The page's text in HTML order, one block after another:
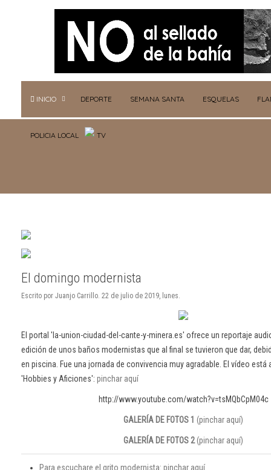
INICIO DEPORTE SEMANA SANTA ESQUELAS
POLICIA LOCAL TV
El domingo modernista
Escrito por Juanjo Carrillo. 22 de julio de 2019, lunes.
El portal 'la-union-ciudad-del-cante-y-minera.es' ofrece un reportaje
edición de unos baños modernistas que al final se tuvieron que dar,
en piscina. Fue una jornada de convivencia muy agradable. El vídeo
'Hobbies y Aficiones': pinchar aquí
http://www.youtube.com/watch?v=tsMQbCpM04c
GALERÍA DE FOTOS 1 (pinchar aquí)
GALERÍA DE FOTOS 2(pinchar aquí)
Para escuchare el grito modernista: pinchar aquí